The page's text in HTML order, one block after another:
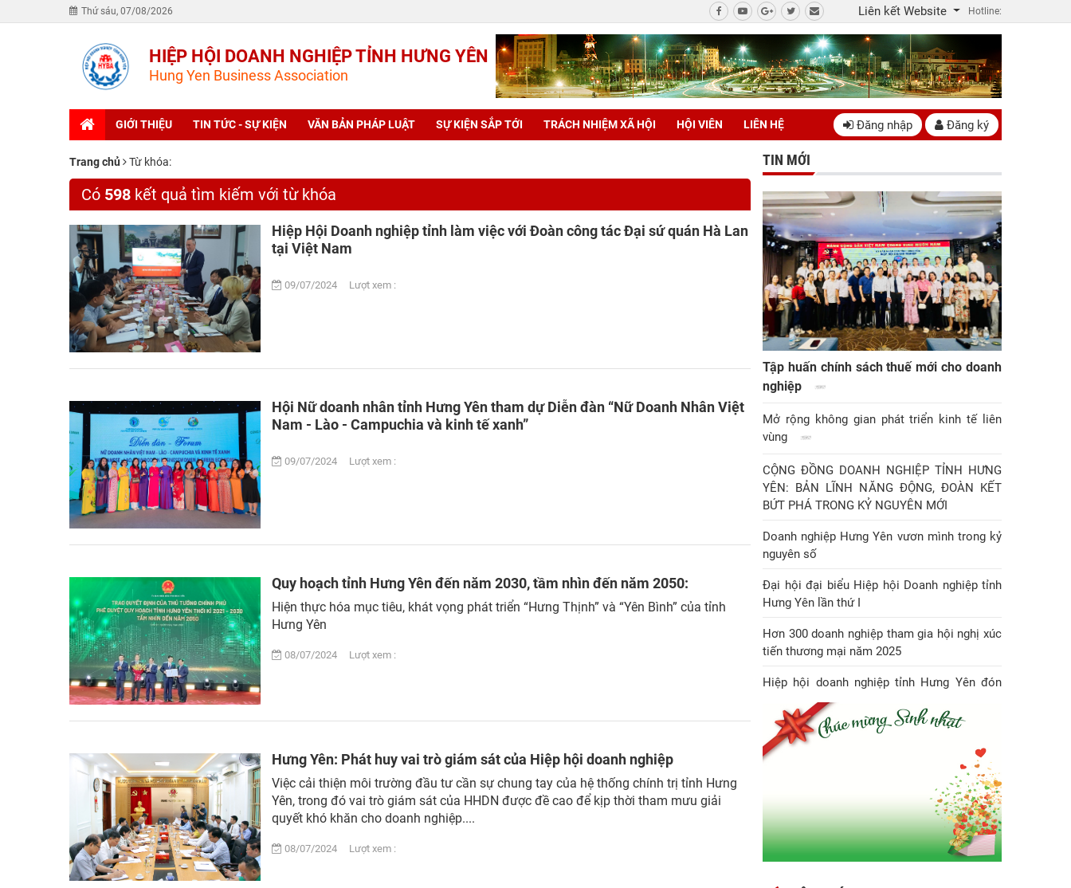
Thứ sáu, 07/08/2026 Liên kết Website Hotline:
HIỆP HỘI DOANH NGHIỆP TỈNH HƯNG YÊN
Hung Yen Business Association
GIỚI THIỆU TIN TỨC - SỰ KIỆN VĂN BẢN PHÁP LUẬT SỰ KIỆN SẮP TỚI TRÁCH NHIỆM XÃ HỘI HỘI VIÊN LIÊN HỆ Đăng nhập Đăng ký
Trang chủ Từ khóa:
Có 598 kết quả tìm kiếm với từ khóa
Hiệp Hội Doanh nghiệp tỉnh làm việc với Đoàn công tác Đại sứ quán Hà Lan
tại Việt Nam
09/07/2024 Lượt xem :
Hội Nữ doanh nhân tỉnh Hưng Yên tham dự Diễn đàn “Nữ Doanh Nhân Việt
Nam - Lào - Campuchia và kinh tế xanh”
09/07/2024 Lượt xem :
Quy hoạch tỉnh Hưng Yên đến năm 2030, tầm nhìn đến năm 2050:
Hiện thực hóa mục tiêu, khát vọng phát triển “Hưng Thịnh” và “Yên Bình” của tỉnh
Hưng Yên
08/07/2024 Lượt xem :
Hưng Yên: Phát huy vai trò giám sát của Hiệp hội doanh nghiệp
Việc cải thiện môi trường đầu tư cần sự chung tay của hệ thống chính trị tỉnh Hưng
Yên, trong đó vai trò giám sát của HHDN được đề cao để kịp thời tham mưu giải
quyết khó khăn cho doanh nghiệp....
08/07/2024 Lượt xem :
TIN MỚI
Tập huấn chính sách thuế mới cho doanh
nghiệp
Mở rộng không gian phát triển kinh tế liên
vùng
CỘNG ĐỒNG DOANH NGHIỆP TỈNH HƯNG
YÊN: BẢN LĨNH NĂNG ĐỘNG, ĐOÀN KẾT
BỨT PHÁ TRONG KỶ NGUYÊN MỚI
Doanh nghiệp Hưng Yên vươn mình trong kỷ
nguyên số
Đại hội đại biểu Hiệp hội Doanh nghiệp tỉnh
Hưng Yên lần thứ I
Hơn 300 doanh nghiệp tham gia hội nghị xúc
tiến thương mại năm 2025
Hiệp hội doanh nghiệp tỉnh Hưng Yên đón
Huân chương Lao động hạng Nhì
Gợi mở giải pháp để thúc đẩy doanh nghiệp
tỉnh Hưng Yên phát triển
Ông Đỗ Văn Vẻ là Chủ tịch Hiệp hội Doanh
Hiệp hội doanh nghiệp tỉnh Hưng Yên: Cập
nhật chính sách thuế mới và phòng ngừa rủi
ro thuế cho doanh nghiệp